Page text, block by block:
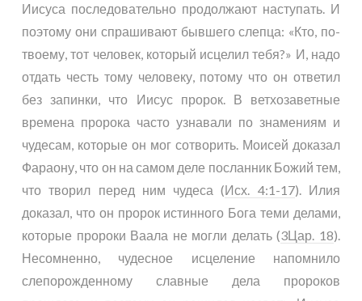
Иисуса последовательно продолжают наступать. И
поэтому они спрашивают бывшего слепца: «Кто, по-
твоему, тот человек, который исцелил тебя?» И, надо
отдать честь тому человеку, потому что он ответил
без запинки, что Иисус пророк. В ветхозаветные
времена пророка часто узнавали по знамениям и
чудесам, которые он мог сотворить. Моисей доказал
Фараону, что он на самом деле посланник Божий тем,
что творил перед ним чудеса (Исх. 4:1-17). Илия
доказал, что он пророк истинного Бога теми делами,
которые пророки Ваала не могли делать (3Цар. 18).
Несомненно, чудесное исцеление напомнило
слепорожденному славные дела пророков